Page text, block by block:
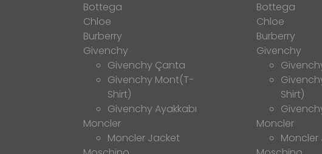
Bottega
Chloe
Burberry
Givenchy
Givenchy Çanta
Givenchy Mont(T-
Shirt)
Givenchy Ayakkabı
Moncler
Moncler Jacket
Bottega
Chloe
Burberry
Givenchy
Shirt)
Moncler